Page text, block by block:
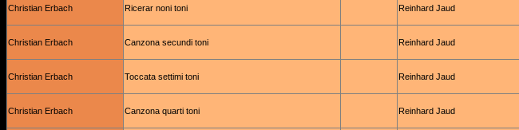
Christian Erbach Ricerar noni toni Reinhard Jaud
Christian Erbach Canzona secundi toni Reinhard Jaud
Christian Erbach Toccata settimi toni Reinhard Jaud
Christian Erbach Canzona quarti toni Reinhard Jaud